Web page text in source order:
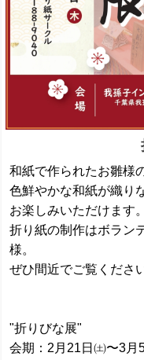
和紙で作られたお雛様
色鮮やかな和紙が織り
お楽しみいただけます。
折り紙の制作はボラン
様。
ぜひ間近でご覧くださ
"折りびな展"
会期：2月21日㈯〜3月